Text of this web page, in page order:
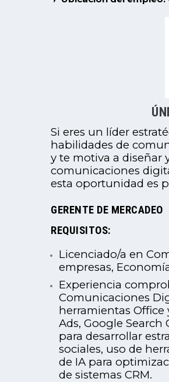
Si eres un líder
habilidades de
y te motiva a diseñar
comunicaciones
esta oportunidad es
GERENTE DE MERCADEO
REQUISITOS:
Licenciado/a en
empresas,
Experiencia
Comunicaciones
herramientas Office
Ads, Google
para desarrollar
sociales, uso de
de IA para
de sistemas CRM.